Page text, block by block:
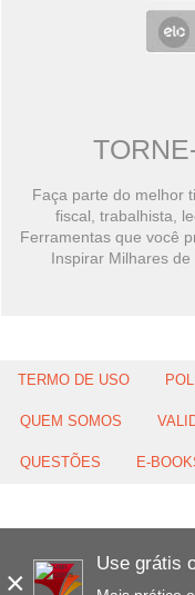
×
Use grátis
Faça parte do melhor
fiscal, trabalhista,
Ferramentas que você
Inspirar Milhares
TERMO DE USO
QUEM SOMOS
QUESTÕES E-